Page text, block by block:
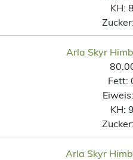
KH:
Zucker:
Arla Skyr
Fett:
Eiweis:
KH:
Zucker:
Arla Skyr